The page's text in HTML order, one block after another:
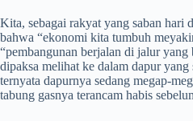
Kita, sebagai rakyat yang saban hari
bahwa “ekonomi kita tumbuh
“pembangunan berjalan di jalur yang
dipaksa melihat ke dalam dapur yang
ternyata dapurnya sedang megap-
tabung gasnya terancam habis